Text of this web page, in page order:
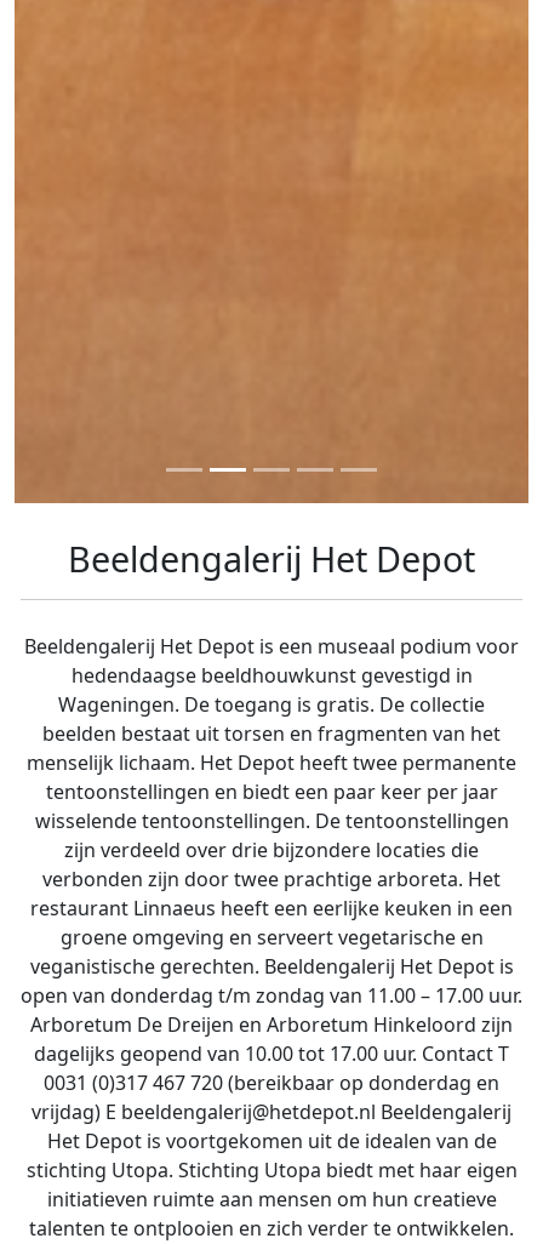
Beeldengalerij Het Depot
Beeldengalerij Het Depot is een museaal podium voor
hedendaagse beeldhouwkunst gevestigd in
Wageningen. De toegang is gratis. De collectie
beelden bestaat uit torsen en fragmenten van het
menselijk lichaam. Het Depot heeft twee permanente
tentoonstellingen en biedt een paar keer per jaar
wisselende tentoonstellingen. De tentoonstellingen
zijn verdeeld over drie bijzondere locaties die
verbonden zijn door twee prachtige arboreta. Het
restaurant Linnaeus heeft een eerlijke keuken in een
groene omgeving en serveert vegetarische en
veganistische gerechten. Beeldengalerij Het Depot is
open van donderdag t/m zondag van 11.00 – 17.00 uur.
Arboretum De Dreijen en Arboretum Hinkeloord zijn
dagelijks geopend van 10.00 tot 17.00 uur. Contact T
0031 (0)317 467 720 (bereikbaar op donderdag en
vrijdag) E beeldengalerij@hetdepot.nl Beeldengalerij
Het Depot is voortgekomen uit de idealen van de
stichting Utopa. Stichting Utopa biedt met haar eigen
initiatieven ruimte aan mensen om hun creatieve
talenten te ontplooien en zich verder te ontwikkelen.